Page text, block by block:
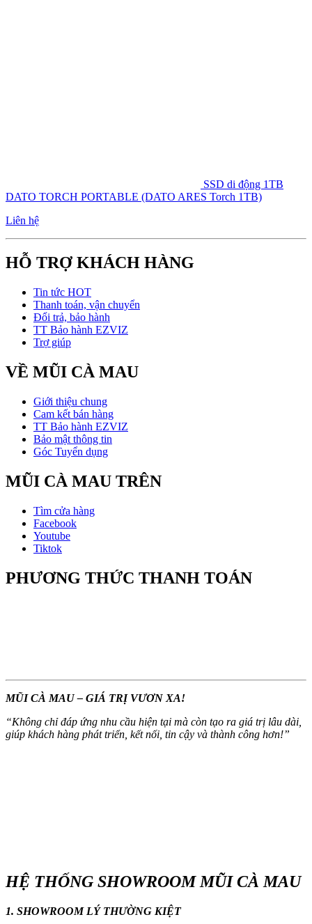
SSD di động 1TB
DATO TORCH PORTABLE (DATO ARES Torch 1TB)
Liên hệ
HỖ TRỢ KHÁCH HÀNG
Tin tức HOT
Thanh toán, vận chuyển
Đổi trả, bảo hành
TT Bảo hành EZVIZ
Trợ giúp
VỀ MŨI CÀ MAU
Giới thiệu chung
Cam kết bán hàng
TT Bảo hành EZVIZ
Bảo mật thông tin
Góc Tuyển dụng
MŨI CÀ MAU TRÊN
Tìm cửa hàng
Facebook
Youtube
Tiktok
PHƯƠNG THỨC THANH TOÁN
MŨI CÀ MAU – GIÁ TRỊ VƯƠN XA!
“Không chỉ đáp ứng nhu cầu hiện tại mà còn tạo ra giá trị lâu dài,
giúp khách hàng phát triển, kết nối, tin cậy và thành công hơn!”
HỆ THỐNG SHOWROOM MŨI CÀ MAU
1. SHOWROOM LÝ THƯỜNG KIỆT